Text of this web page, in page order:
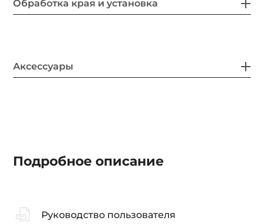
Обработка края и установка
Аксессуары
Подробное описание
Руководство пользователя